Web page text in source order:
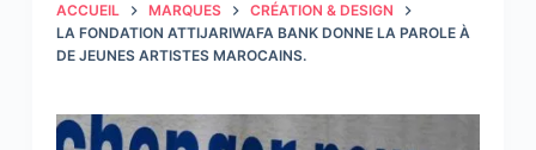
ACCUEIL MARQUES
CRÉATION & DESIGN
LA FONDATION ATTIJARIWAFA BANK DONNE LA PAROLE À
DE JEUNES ARTISTES MAROCAINS.